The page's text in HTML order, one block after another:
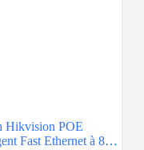
Hikvision POE
Fast Ethernet à 8